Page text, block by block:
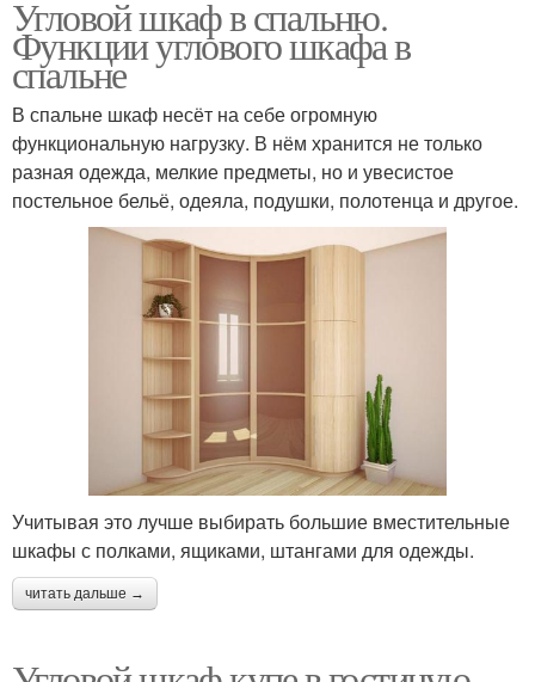
Угловой шкаф в спальню.
Функции углового шкафа в
спальне
В спальне шкаф несёт на себе огромную
функциональную нагрузку. В нём хранится не только
разная одежда, мелкие предметы, но и увесистое
постельное бельё, одеяла, подушки, полотенца и другое.
Учитывая это лучше выбирать большие вместительные
шкафы с полками, ящиками, штангами для одежды.
читать дальше →